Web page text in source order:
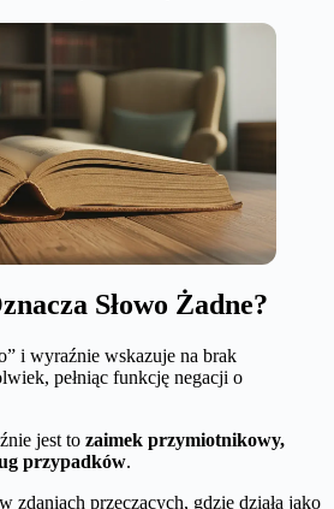
Słowo Żadne?
i wyraźnie wskazuje na brak
pełniąc funkcję negacji o
jest to zaimek przymiotnikowy,
przypadków.
zdaniach przeczących, gdzie działa jako